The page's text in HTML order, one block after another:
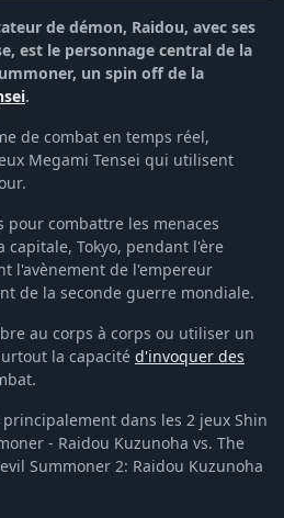
de démon, Raidou, avec ses
est le personnage central de la
un spin off de la
.
de combat en temps réel,
Megami Tensei qui utilisent
pour combattre les menaces
Tokyo, pendant l'ère
l'avènement de l'empereur
de la seconde guerre mondiale.
au corps à corps ou utiliser un
la capacité d'invoquer des
dans les 2 jeux Shin
- Raidou Kuzunoha vs. The
Summoner 2: Raidou Kuzunoha